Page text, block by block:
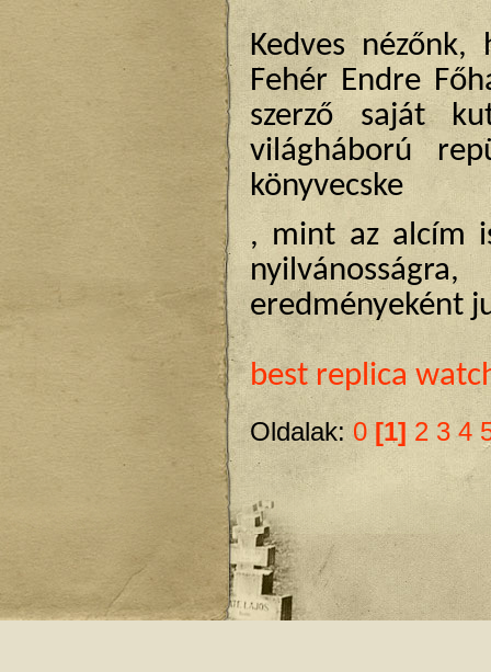
Kedves
Fehér Endre
szerző saját
világháború
könyvecske
, mint az alcím
eredményeként
best replica
Oldalak: 0 [1] 2 3 4